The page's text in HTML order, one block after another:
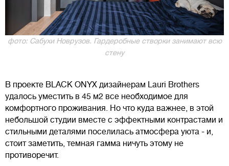
фото: Сабухи Новрузов. Гардеробные створки занимают всю
стену
В проекте BLACK ONYX дизайнерам Lauri Brothers
удалось уместить в 45 м2 все необходимое для
комфортного проживания. Но что куда важнее, в этой
небольшой студии вместе с эффектными контрастами и
стильными деталями поселилась атмосфера уюта - и,
стоит заметить, темная гамма ничуть этому не
противоречит.